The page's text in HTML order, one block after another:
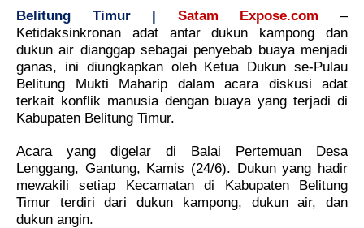
Belitung Timur | Satam Expose.com
–
Ketidaksinkronan adat antar dukun kampong dan
dukun air dianggap sebagai penyebab buaya menjadi
ganas, ini diungkapkan oleh Ketua Dukun se-Pulau
Belitung Mukti Maharip dalam acara diskusi adat
terkait konflik manusia dengan buaya yang terjadi di
Kabupaten Belitung Timur.
Acara yang digelar di Balai Pertemuan Desa
Lenggang, Gantung, Kamis (24/6). Dukun yang hadir
mewakili setiap Kecamatan di Kabupaten Belitung
Timur terdiri dari dukun kampong, dukun air, dan
dukun angin.